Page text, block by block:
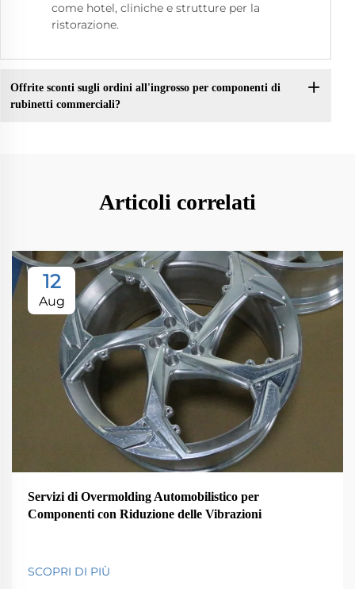
come hotel, cliniche e strutture per la
ristorazione.
Offrite sconti sugli ordini all'ingrosso per componenti di
rubinetti commerciali?
Articoli correlati
12
Aug
Servizi di Overmolding Automobilistico per
Componenti con Riduzione delle Vibrazioni
SCOPRI DI PIÙ